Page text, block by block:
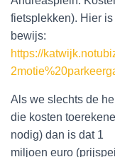
fietsplekken). Hier is
bewijs:
https://
Als we slechts de
die kosten
nodig) dan is dat 1
miljoen euro